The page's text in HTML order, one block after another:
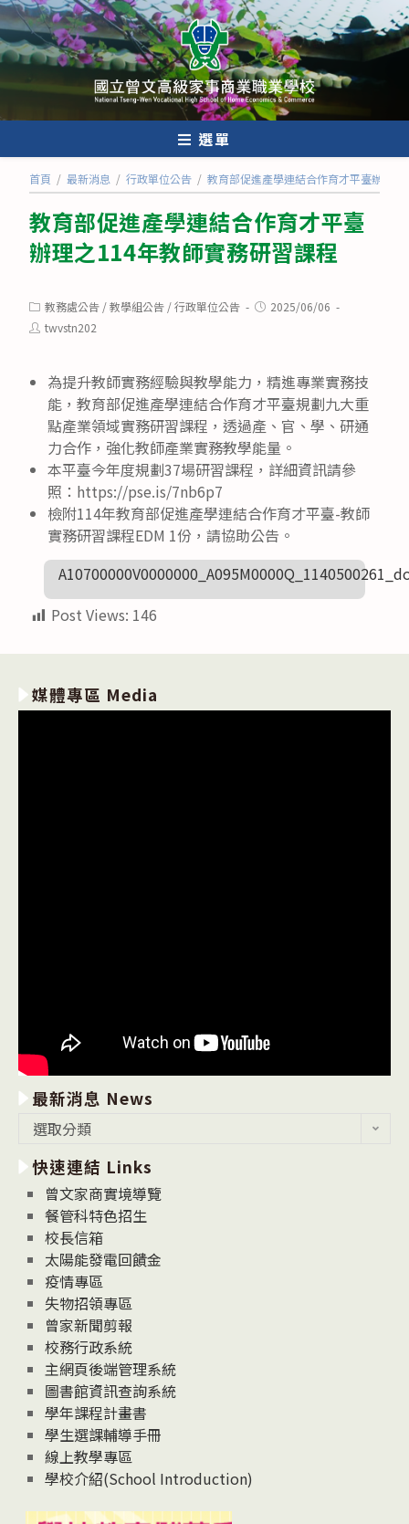
跳
轉
至
內
選單
首頁 / 最新消息 / 行政單位公告 / 教育部促進產學連結合作育才平臺辦理
教育部促進產學連結合作育才平臺
辦理之114年教師實務研習課程
Post
category:
教務處公告 /教學組公告 /行政單位公告
Post2025/06/06
Posttwvstn202
為提升教師實務經驗與教學能力，精進專業實務技
能，教育部促進產學連結合作育才平臺規劃九大重
點產業領域實務研習課程，透過產、官、學、研通
力合作，強化教師產業實務教學能量。
本平臺今年度規劃37場研習課程，詳細資訊請參
照：https://pse.is/7nb6p7
檢附114年教育部促進產學連結合作育才平臺-教師
實務研習課程EDM 1份，請協助公告。
Post Views: 146
媒體專區 Media
最新消息 News
消
息
News
選取分類
快速連結 Links
曾文家商實境導覽
餐管科特色招生
校長信箱
太陽能發電回饋金
疫情專區
失物招領專區
曾家新聞剪報
校務行政系統
主網頁後端管理系統
圖書館資訊查詢系統
學年課程計畫書
學生選課輔導手冊
線上教學專區
學校介紹(School Introduction)